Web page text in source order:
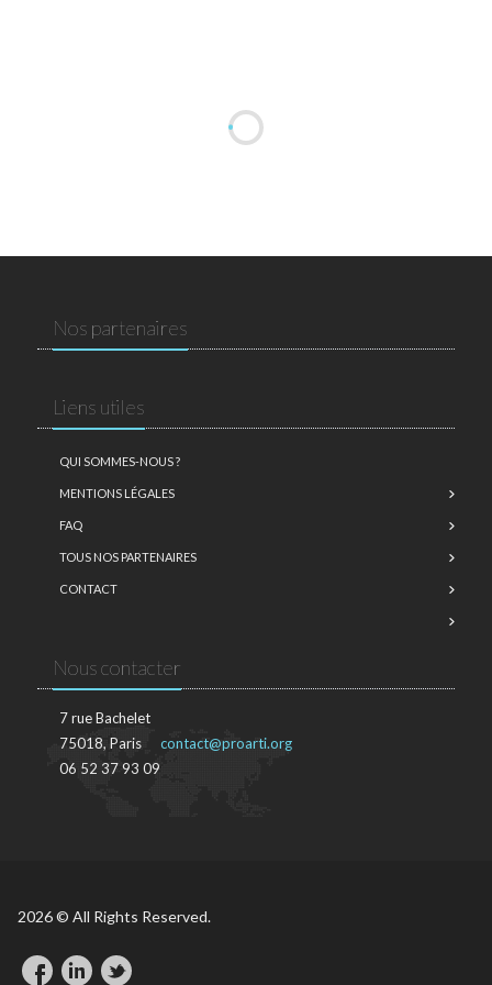
Nos partenaires
Liens utiles
QUI SOMMES-NOUS ?
MENTIONS LÉGALES
FAQ
TOUS NOS PARTENAIRES
CONTACT
Nous contacter
7 rue Bachelet
75018, Paris
06 52 37 93 09
contact@proarti.org
2026 © All Rights Reserved.